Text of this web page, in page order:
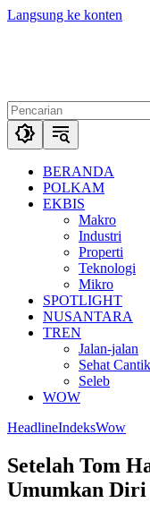
Langsung ke konten
BERANDA
POLKAM
EKBIS
Makro
Industri
Properti
Teknologi
Mikro
SPOTLIGHT
NUSANTARA
TREN
Jalan-jalan
Sehat Cantik
Seleb
WOW
HeadlineIndeksWow
Setelah Tom
Umumkan